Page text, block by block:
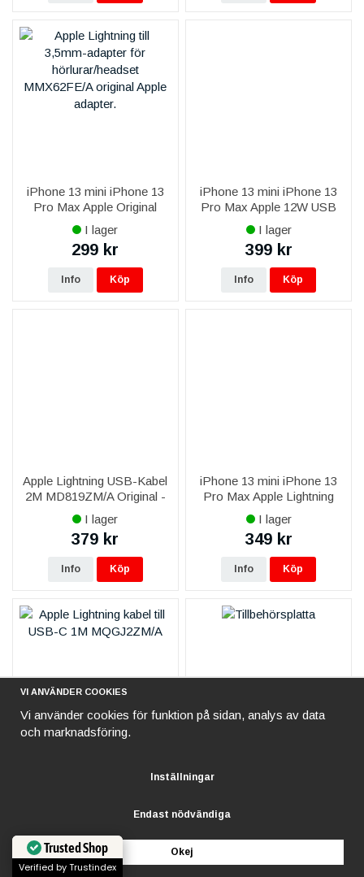
iPhone 13 mini iPhone 13
Pro Max Apple Original
Lightning till 3,5 mm-adapter
för hörlurar
I lager
299 kr
Info Köp
iPhone 13 mini iPhone 13
Pro Max Apple 12W USB
Strömadapter MGN03ZM/A
Original
I lager
399 kr
Info Köp
Apple Lightning USB-Kabel
2M MD819ZM/A Original -
Vit
I lager
379 kr
Info Köp
iPhone 13 mini iPhone 13
Pro Max Apple Lightning
USB-Kabel 1M Original
MXLY2ZM/A - Vit
I lager
349 kr
Info Köp
iPhone 13 mini iPhone 13
1M MQGJ2ZM/A
Info Köp
Trusted Shop
Verified by Trustindex
VI ANVÄNDER COOKIES
Vi använder cookies för funktion på sidan, analys av data
och marknadsföring.
Inställningar
Endast nödvändiga
Okej